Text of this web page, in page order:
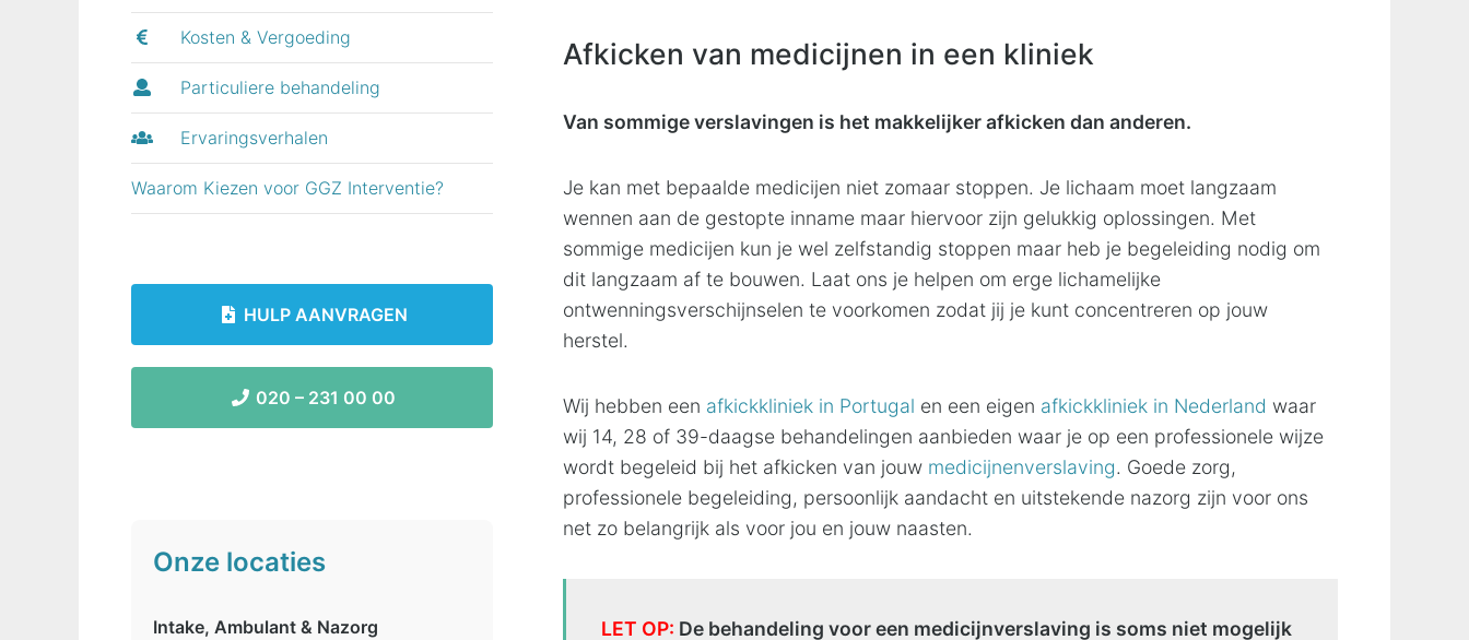
Afkicken van medicijnen in een kliniek
Van sommige verslavingen is het makkelijker afkicken dan anderen.
Je kan met bepaalde medicijen niet zomaar stoppen. Je lichaam moet langzaam
wennen aan de gestopte inname maar hiervoor zijn gelukkig oplossingen. Met
sommige medicijen kun je wel zelfstandig stoppen maar heb je begeleiding nodig om
dit langzaam af te bouwen. Laat ons je helpen om erge lichamelijke
ontwenningsverschijnselen te voorkomen zodat jij je kunt concentreren op jouw
herstel.
Wij hebben een afkickkliniek in Portugal en een eigen afkickkliniek in Nederland waar
wij 14, 28 of 39-daagse behandelingen aanbieden waar je op een professionele wijze
wordt begeleid bij het afkicken van jouw medicijnenverslaving. Goede zorg,
professionele begeleiding, persoonlijk aandacht en uitstekende nazorg zijn voor ons
net zo belangrijk als voor jou en jouw naasten.
LET OP: De behandeling voor een medicijnverslaving is soms niet mogelijk
Kosten & Vergoeding
Particuliere behandeling
Ervaringsverhalen
Waarom Kiezen voor GGZ Interventie?
HULP AANVRAGEN
020 – 231 00 00
Onze locaties
Intake, Ambulant & Nazorg